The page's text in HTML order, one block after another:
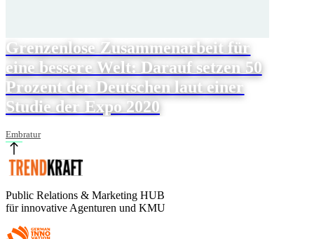
Grenzenlose Zusammenarbeit für
eine bessere Welt: Darauf setzen 50
Prozent der Deutschen laut einer
Studie der Expo 2020
Embratur
Public Relations & Marketing HUB
für innovative Agenturen und KMU